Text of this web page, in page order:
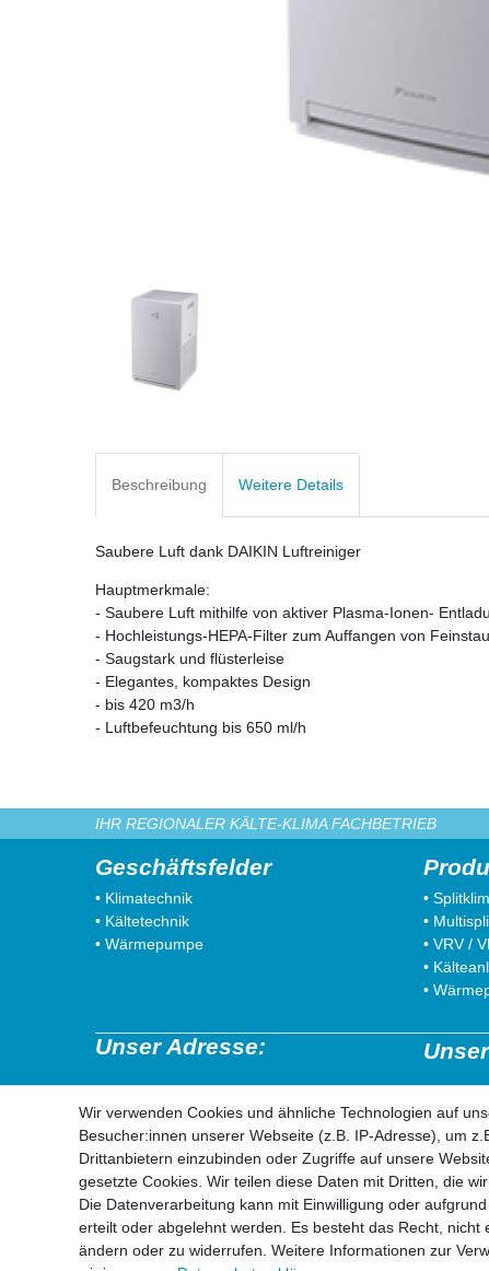
Beschreibung Weitere Details
Saubere Luft dank DAIKIN Luftreiniger
Hauptmerkmale:
- Saubere Luft mithilfe von aktiver Plasma-Ionen-
- Hochleistungs-HEPA-Filter zum Auffangen von
- Saugstark und flüsterleise
- Elegantes, kompaktes Design
- bis 420 m3/h
- Luftbefeuchtung bis 650 ml/h
IHR REGIONALER KÄLTE-KLIMA FACHBETRIEB
Geschäftsfelder
• Klimatechnik
• Kältetechnik
• Wärmepumpe
•
•
• VRV /
•
•
Unser Adresse:
Von-Braun-Str. 25a
52511 Geilenkirchen
52538
52511
52222
52428
© Copyright 2026 | Alle Rechte vorbehalten.
Wir verwenden Cookies und ähnliche Technologien auf
Besucher:innen unserer Webseite (z.B. IP-Adresse), um
Drittanbietern einzubinden oder Zugriffe auf unsere
gesetzte Cookies. Wir teilen diese Daten mit Dritten, die
Die Datenverarbeitung kann mit Einwilligung oder
erteilt oder abgelehnt werden. Es besteht das Recht,
ändern oder zu widerrufen. Weitere Informationen zur